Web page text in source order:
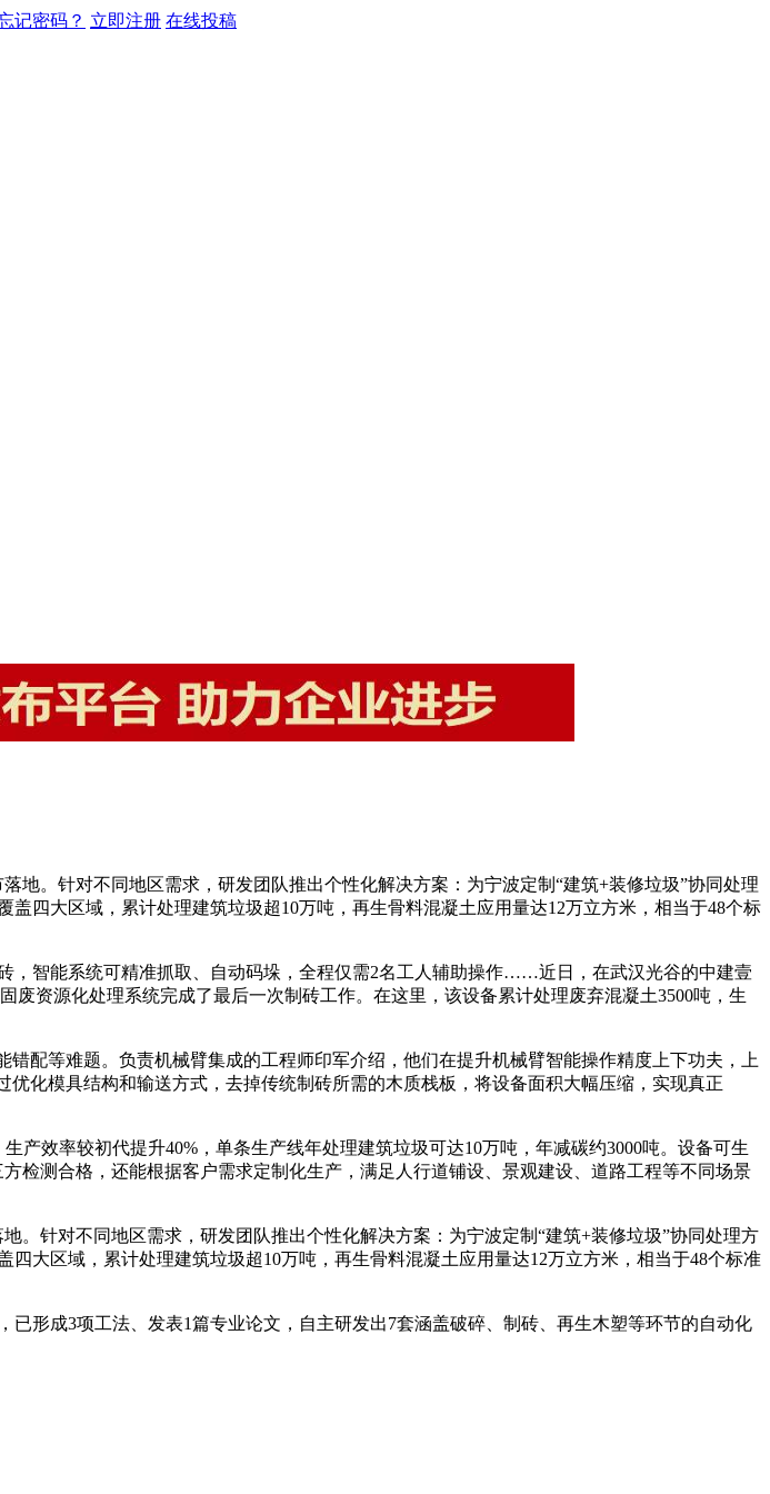
记密码？ 立即注册 在线投稿
地。针对不同地区需求，研发团队推出个性化解决方案：为宁波定制“建筑+装修垃圾”协同处理
四大区域，累计处理建筑垃圾超10万吨，再生骨料混凝土应用量达12万立方米，相当于48个标
，智能系统可精准抓取、自动码垛，全程仅需2名工人辅助操作……近日，在武汉光谷的中建壹
资源化处理系统完成了最后一次制砖工作。在这里，该设备累计处理废弃混凝土3500吨，生
配等难题。负责机械臂集成的工程师印军介绍，他们在提升机械臂智能操作精度上下功夫，上
化模具结构和输送方式，去掉传统制砖所需的木质栈板，将设备面积大幅压缩，实现真正
产效率较初代提升40%，单条生产线年处理建筑垃圾可达10万吨，年减碳约3000吨。设备可生
检测合格，还能根据客户需求定制化生产，满足人行道铺设、景观建设、道路工程等不同场景
。针对不同地区需求，研发团队推出个性化解决方案：为宁波定制“建筑+装修垃圾”协同处理方
大区域，累计处理建筑垃圾超10万吨，再生骨料混凝土应用量达12万立方米，相当于48个标准
形成3项工法、发表1篇专业论文，自主研发出7套涵盖破碎、制砖、再生木塑等环节的自动化